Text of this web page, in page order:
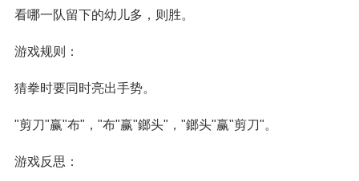
看哪一队留下的幼儿多，则胜。
游戏规则：
猜拳时要同时亮出手势。
"剪刀"赢"布"，"布"赢"鎯头"，"鎯头"赢"剪刀"。
游戏反思：